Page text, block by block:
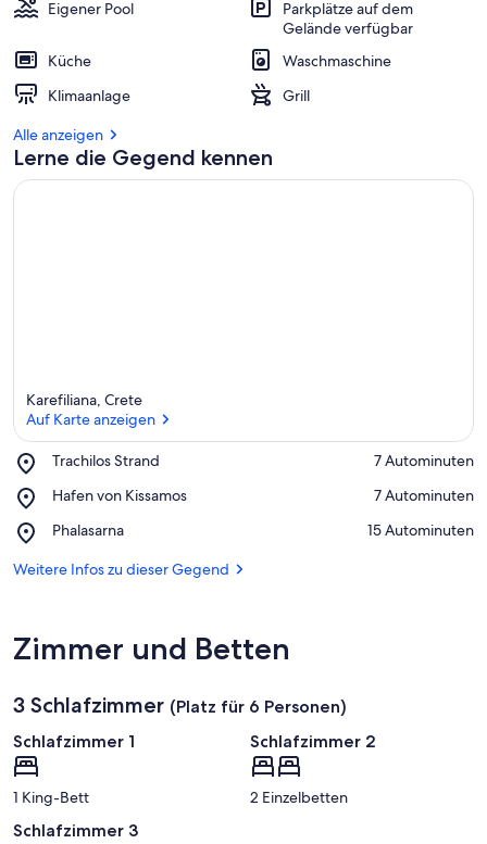
Eigener Pool
Parkplätze auf dem
Gelände verfügbar
Küche
Waschmaschine
Klimaanlage
Grill
Alle anzeigen
Lerne die Gegend kennen
Karefiliana, Crete
Auf Karte anzeigen
Trachilos Strand
Place,
Strand
‪7 Autominuten‬
Hafen von Kissamos
Place,
von
‪7 Autominuten‬
Phalasarna
Place,
‪15 Autominuten‬
Weitere Infos zu dieser Gegend
Zimmer und Betten
3 Schlafzimmer (Platz für 6 Personen)
Schlafzimmer 1
1 King-Bett
Schlafzimmer 2
2 Einzelbetten
Schlafzimmer 3